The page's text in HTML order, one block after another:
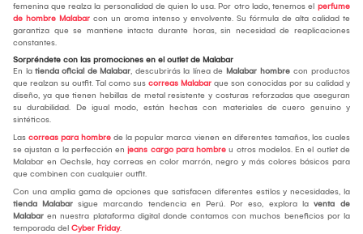
femenina que realza la personalidad de quien lo usa. Por otro lado, tenemos el perfume
de hombre Malabar con un aroma intenso y envolvente. Su fórmula de alta calidad te
garantiza que se mantiene intacta durante horas, sin necesidad de reaplicaciones
constantes.
Sorpréndete con las promociones en el outlet de Malabar
En la tienda oficial de Malabar, descubrirás la línea de Malabar hombre con productos
que realzan su outfit. Tal como sus correas Malabar que son conocidas por su calidad y
diseño, ya que tienen hebillas de metal resistente y costuras reforzadas que aseguran
su durabilidad. De igual modo, están hechas con materiales de cuero genuino y
sintéticos.
Las correas para hombre de la popular marca vienen en diferentes tamaños, los cuales
se ajustan a la perfección en jeans cargo para hombre u otros modelos. En el outlet de
Malabar en Oechsle, hay correas en color marrón, negro y más colores básicos para
que combinen con cualquier outfit.
Con una amplia gama de opciones que satisfacen diferentes estilos y necesidades, la
tienda Malabar sigue marcando tendencia en Perú. Por eso, explora la venta de
Malabar en nuestra plataforma digital donde contamos con muchos beneficios por la
temporada del Cyber Friday.